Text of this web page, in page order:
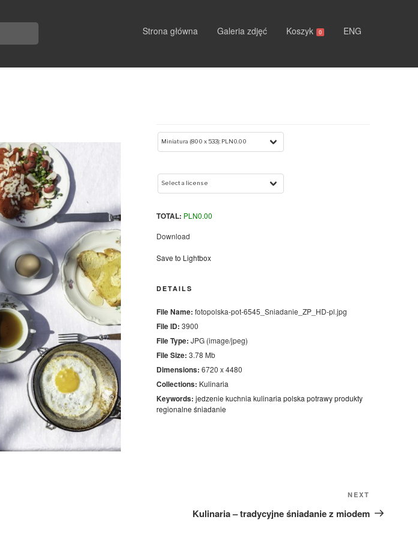
Strona główna Galeria zdjęć Koszyk 0 ENG
TOTAL: PLN0.00
Download
Save to Lightbox
DETAILS
File Name: fotopolska-pot-6545_Sniadanie_ZP_HD-pl.jpg
File ID: 3900
File Type: JPG (image/jpeg)
File Size: 3.78 Mb
Dimensions: 6720 x 4480
Collections: Kulinaria
Keywords: jedzenie kuchnia kulinaria polska potrawyprodukty
regionalne śniadanie
Post
NEXT
Kulinaria – tradycyjne śniadanie z miodem